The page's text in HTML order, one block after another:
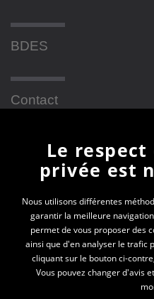
BDES
Contact
Newsletter
En vous inscrivant à la
toutes les actualités
Votre e-mail*
Le
privée est
Nous utilisons différentes
garantir la meilleure
permet de vous proposer des
ainsi que d'en analyser le trafic
cliquant sur le bouton ci-
Vous pouvez changer d'avis